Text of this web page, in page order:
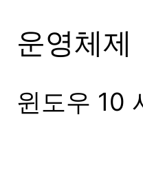
운영체제
윈도우 10